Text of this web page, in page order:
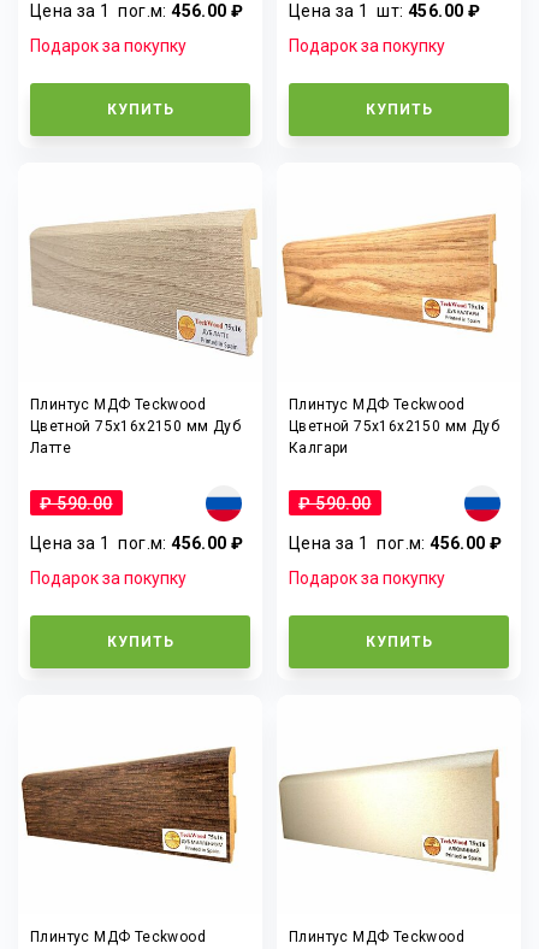
Цена за 1пог.м:456.00 ₽
Подарок за покупку
КУПИТЬ
Цена за 1шт:456.00 ₽
Подарок за покупку
КУПИТЬ
Плинтус МДФ Teckwood
Цветной 75x16x2150 мм Дуб
Латте
₽ 590.00
Цена за 1пог.м:456.00 ₽
Подарок за покупку
КУПИТЬ
Плинтус МДФ Teckwood
Цветной 75x16x2150 мм Дуб
Калгари
₽ 590.00
Цена за 1пог.м:456.00 ₽
Подарок за покупку
КУПИТЬ
Плинтус МДФ Teckwood
Плинтус МДФ Teckwood